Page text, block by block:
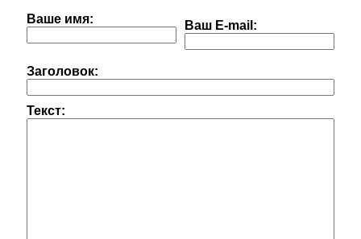
Ваше имя: Ваш E-mail:
Заголовок:
Текст: